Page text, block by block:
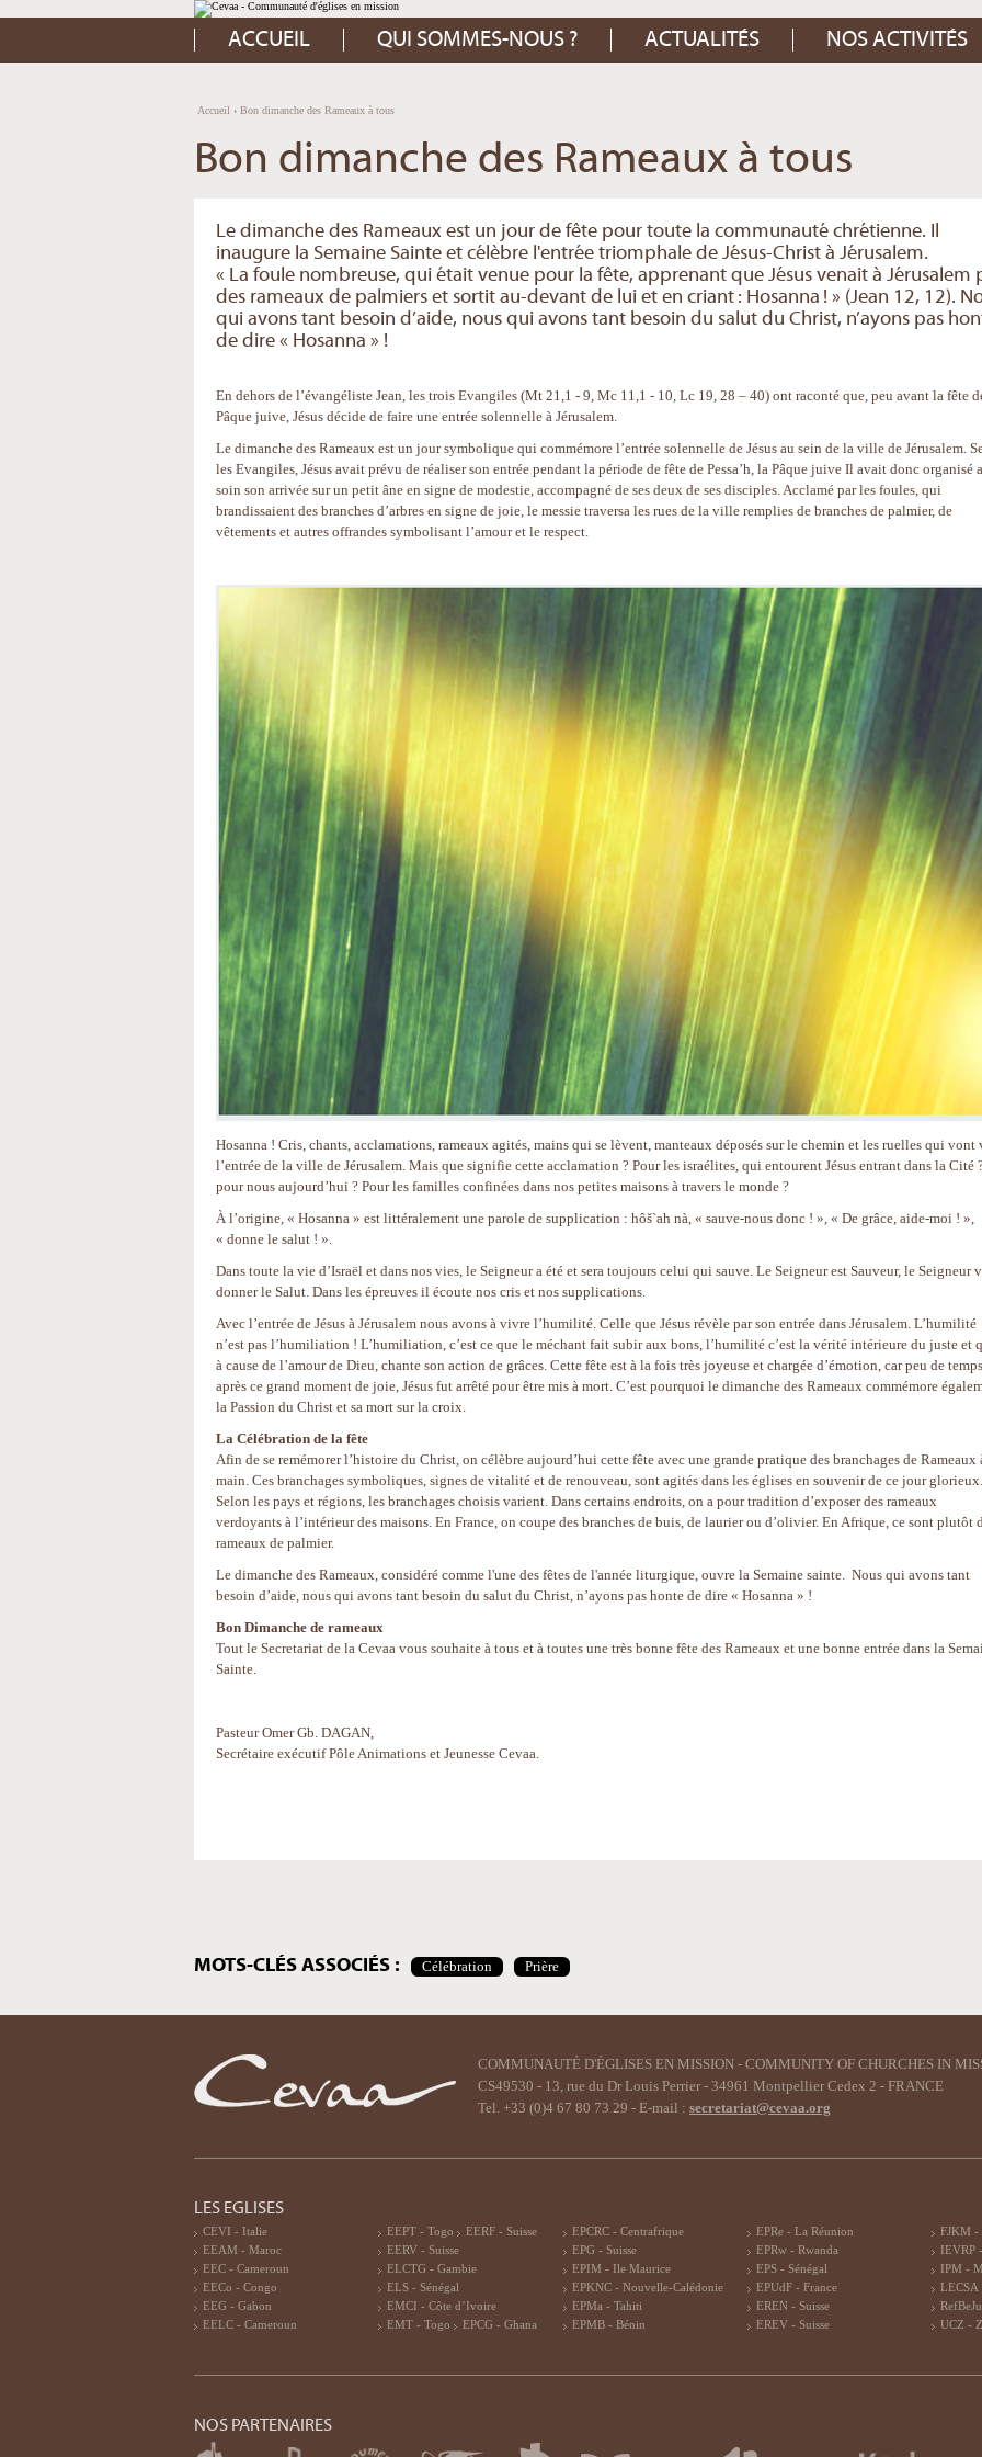
Aller
au
contenu.
Aller
à
Outils
personnels
ACCUEIL QUI SOMMES-NOUS ? ACTUALITÉS NOS ACTIVITÉS
Accueil › Bon dimanche des Rameaux à tous
Bon dimanche des Rameaux à tous
Le dimanche des Rameaux est un jour de fête pour toute la communauté chrétienne. Il
inaugure la Semaine Sainte et célèbre l'entrée triomphale de Jésus-Christ à Jérusalem.
« La foule nombreuse, qui était venue pour la fête, apprenant que Jésus venait à Jérusalem
des rameaux de palmiers et sortit au-devant de lui et en criant : Hosanna ! » (Jean 12, 12).
qui avons tant besoin d’aide, nous qui avons tant besoin du salut du Christ, n’ayons pas
de dire « Hosanna » !
En dehors de l’évangéliste Jean, les trois Evangiles (Mt 21,1 - 9, Mc 11,1 - 10, Lc 19, 28 – 40) ont raconté que, peu avant la fête
Pâque juive, Jésus décide de faire une entrée solennelle à Jérusalem.
Le dimanche des Rameaux est un jour symbolique qui commémore l’entrée solennelle de Jésus au sein de la ville de Jérusalem.
les Evangiles, Jésus avait prévu de réaliser son entrée pendant la période de fête de Pessa’h, la Pâque juive Il avait donc organisé
soin son arrivée sur un petit âne en signe de modestie, accompagné de ses deux de ses disciples. Acclamé par les foules, qui
brandissaient des branches d’arbres en signe de joie, le messie traversa les rues de la ville remplies de branches de palmier, de
vêtements et autres offrandes symbolisant l’amour et le respect.
Hosanna ! Cris, chants, acclamations, rameaux agités, mains qui se lèvent, manteaux déposés sur le chemin et les ruelles qui vont
l’entrée de la ville de Jérusalem. Mais que signifie cette acclamation ? Pour les israélites, qui entourent Jésus entrant dans la Cité
pour nous aujourd’hui ? Pour les familles confinées dans nos petites maisons à travers le monde ?
À l’origine, « Hosanna » est littéralement une parole de supplication : hôš`ah nà, « sauve-nous donc ! », « De grâce, aide-moi ! »,
« donne le salut ! ».
Dans toute la vie d’Israël et dans nos vies, le Seigneur a été et sera toujours celui qui sauve. Le Seigneur est Sauveur, le Seigneur
donner le Salut. Dans les épreuves il écoute nos cris et nos supplications.
Avec l’entrée de Jésus à Jérusalem nous avons à vivre l’humilité. Celle que Jésus révèle par son entrée dans Jérusalem. L’humilité
n’est pas l’humiliation ! L’humiliation, c’est ce que le méchant fait subir aux bons, l’humilité c’est la vérité intérieure du juste et
à cause de l’amour de Dieu, chante son action de grâces. Cette fête est à la fois très joyeuse et chargée d’émotion, car peu de temps
après ce grand moment de joie, Jésus fut arrêté pour être mis à mort. C’est pourquoi le dimanche des Rameaux commémore
la Passion du Christ et sa mort sur la croix.
La Célébration de la fête
Afin de se remémorer l’histoire du Christ, on célèbre aujourd’hui cette fête avec une grande pratique des branchages de Rameaux
main. Ces branchages symboliques, signes de vitalité et de renouveau, sont agités dans les églises en souvenir de ce jour glorieux.
Selon les pays et régions, les branchages choisis varient. Dans certains endroits, on a pour tradition d’exposer des rameaux
verdoyants à l’intérieur des maisons. En France, on coupe des branches de buis, de laurier ou d’olivier. En Afrique, ce sont plutôt
rameaux de palmier.
Le dimanche des Rameaux, considéré comme l'une des fêtes de l'année liturgique, ouvre la Semaine sainte. Nous qui avons tant
besoin d’aide, nous qui avons tant besoin du salut du Christ, n’ayons pas honte de dire « Hosanna » !
Bon Dimanche de rameaux
Tout le Secretariat de la Cevaa vous souhaite à tous et à toutes une très bonne fête des Rameaux et une bonne entrée dans la
Sainte.
Pasteur Omer Gb. DAGAN,
Secrétaire exécutif Pôle Animations et Jeunesse Cevaa.
MOTS-CLÉS ASSOCIÉS : Célébration Prière
COMMUNAUTÉ D'ÉGLISES EN MISSION - COMMUNITY OF CHURCHES IN
CS49530 - 13, rue du Dr Louis Perrier - 34961 Montpellier Cedex 2 - FRANCE
Tel. +33 (0)4 67 80 73 29 - E-mail : secretariat@cevaa.org
LES EGLISES
CEVI - Italie
EEAM - Maroc
EEC - Cameroun
EECo - Congo
EEG - Gabon
EELC - Cameroun
EEPT - Togo
EERF - Suisse
EERV - Suisse
ELCTG - Gambie
ELS - Sénégal
EMCI - Côte d’Ivoire
EMT - Togo
EPCG - Ghana
EPCRC - Centrafrique
EPG - Suisse
EPIM - Ile Maurice
EPKNC - Nouvelle-Calédonie
EPMa - Tahiti
EPMB - Bénin
EPRe - La Réunion
EPRw - Rwanda
EPS - Sénégal
EPUdF - France
EREN - Suisse
EREV - Suisse
FJKM -
IEVRP
IPM -
LECSA
UCZ -
NOS PARTENAIRES